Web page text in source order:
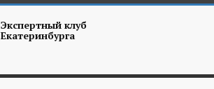
Экспертный клуб
Екатеринбурга